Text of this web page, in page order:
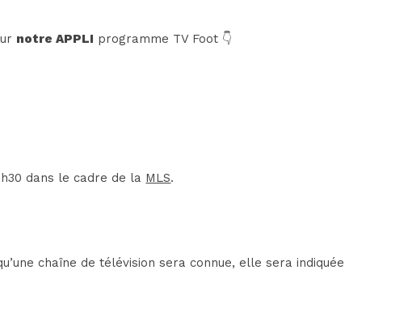
notre APPLI programme TV Foot 👇
dans le cadre de la MLS.
chaîne de télévision sera connue, elle sera indiquée